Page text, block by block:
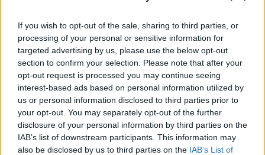
If you wish to opt-out of the sale, sharing to third parties, or
processing of your personal or sensitive information for
targeted advertising by us, please use the below opt-out
section to confirm your selection. Please note that after your
opt-out request is processed you may continue seeing
interest-based ads based on personal information utilized by
us or personal information disclosed to third parties prior to
your opt-out. You may separately opt-out of the further
disclosure of your personal information by third parties on the
IAB’s list of downstream participants. This information may
also be disclosed by us to third parties on the IAB’s List of
HÍRLEVÉL
Név
E-mail cím